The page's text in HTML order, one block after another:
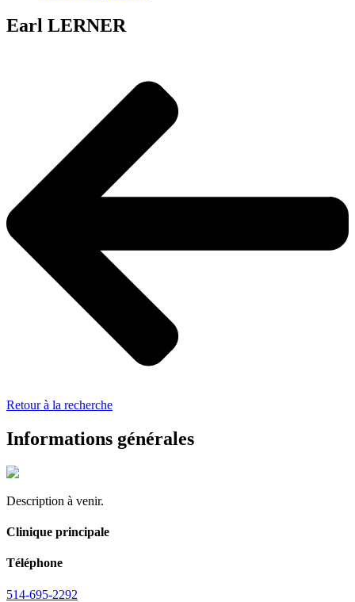
Earl LERNER
Retour à la recherche
Informations générales
Description à venir.
Clinique principale
Téléphone
514-695-2292